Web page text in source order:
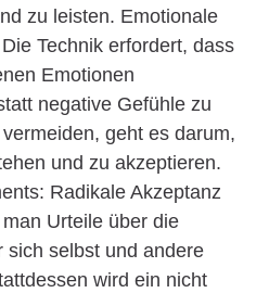
zu leisten. Emotionale
Technik erfordert, dass
Emotionen
negative Gefühle zu
geht es darum,
und zu akzeptieren.
Radikale Akzeptanz
Urteile über die
sich selbst und andere
wird ein nicht